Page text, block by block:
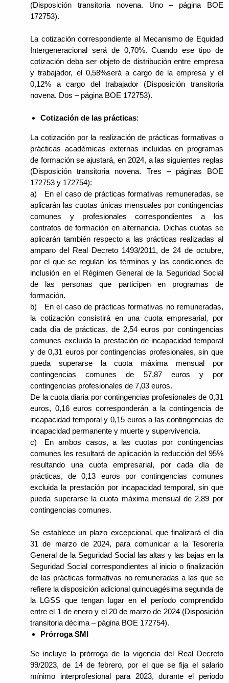
(Disposición transitoria novena. Uno – página BOE
172753).
La cotización correspondiente al Mecanismo de Equidad
Intergeneracional será de 0,70%. Cuando ese tipo de
cotización deba ser objeto de distribución entre empresa
y trabajador, el 0,58%será a cargo de la empresa y el
0,12% a cargo del trabajador (Disposición transitoria
novena. Dos – página BOE 172753).
Cotización de las prácticas:
La cotización por la realización de prácticas formativas o
prácticas académicas externas incluidas en programas
de formación se ajustará, en 2024, a las siguientes reglas
(Disposición transitoria novena. Tres – páginas BOE
172753 y 172754):
a) En el caso de prácticas formativas remuneradas, se
aplicarán las cuotas únicas mensuales por contingencias
comunes y profesionales correspondientes a los
contratos de formación en alternancia. Dichas cuotas se
aplicarán también respecto a las prácticas realizadas al
amparo del Real Decreto 1493/2011, de 24 de octubre,
por el que se regulan los términos y las condiciones de
inclusión en el Régimen General de la Seguridad Social
de las personas que participen en programas de
formación.
b) En el caso de prácticas formativas no remuneradas,
la cotización consistirá en una cuota empresarial, por
cada día de prácticas, de 2,54 euros por contingencias
comunes excluida la prestación de incapacidad temporal
y de 0,31 euros por contingencias profesionales, sin que
pueda superarse la cuota máxima mensual por
contingencias comunes de 57,87 euros y por
contingencias profesionales de 7,03 euros.
De la cuota diaria por contingencias profesionales de 0,31
euros, 0,16 euros corresponderán a la contingencia de
incapacidad temporal y 0,15 euros a las contingencias de
incapacidad permanente y muerte y supervivencia.
c) En ambos casos, a las cuotas por contingencias
comunes les resultará de aplicación la reducción del 95%
resultando una cuota empresarial, por cada día de
prácticas, de 0,13 euros por contingencias comunes
excluida la prestación por incapacidad temporal, sin que
pueda superarse la cuota máxima mensual de 2,89 por
contingencias comunes.
Se establece un plazo excepcional, que finalizará el día
31 de marzo de 2024, para comunicar a la Tesorería
General de la Seguridad Social las altas y las bajas en la
Seguridad Social correspondientes al inicio o finalización
de las prácticas formativas no remuneradas a las que se
refiere la disposición adicional quincuagésima segunda de
la LGSS que tengan lugar en el período comprendido
entre el 1 de enero y el 20 de marzo de 2024 (Disposición
transitoria décima – página BOE 172754).
Prórroga SMI
Se incluye la prórroga de la vigencia del Real Decreto
99/2023, de 14 de febrero, por el que se fija el salario
mínimo interprofesional para 2023, durante el periodo